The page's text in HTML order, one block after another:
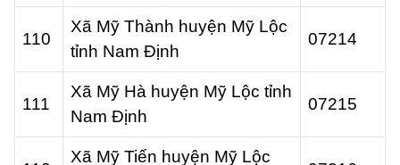
110
Xã Mỹ Thành huyện Mỹ Lộc
tỉnh Nam Định
07214
111
Xã Mỹ Hà huyện Mỹ Lộc tỉnh
Nam Định
07215
Xã Mỹ Tiến huyện Mỹ Lộc